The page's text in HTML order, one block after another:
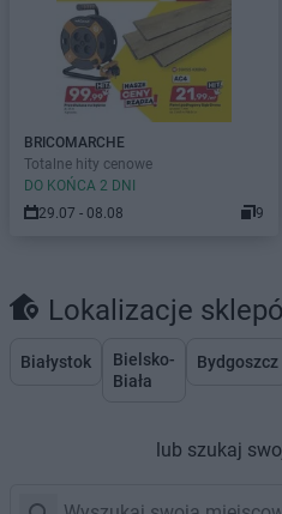
BRICOMARCHE
Totalne hity cenowe
DO KOŃCA 2 DNI
29.07 - 08.08
9
Lokalizacje
Białystok
Bielsko-
Biała
Bydgoszcz
lub szukaj